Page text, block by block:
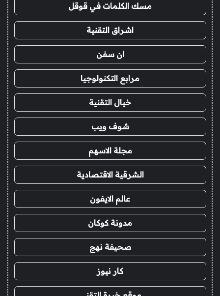
مسك الكلمات في قوقل
اشراق التقنية
ان سفن
مرابع التكنولوجيا
خيال التقنية
شوف ويب
مجلة الاسهم
الشرقية الاقتصادية
عالم الايفون
مدونة كوكان
صحيفة نهج
كار نيوز